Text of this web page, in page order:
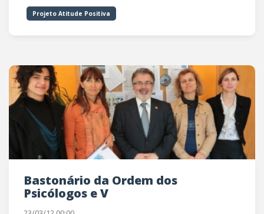
Projeto Atitude Positiva
Bastonário da Ordem dos
Psicólogos e V